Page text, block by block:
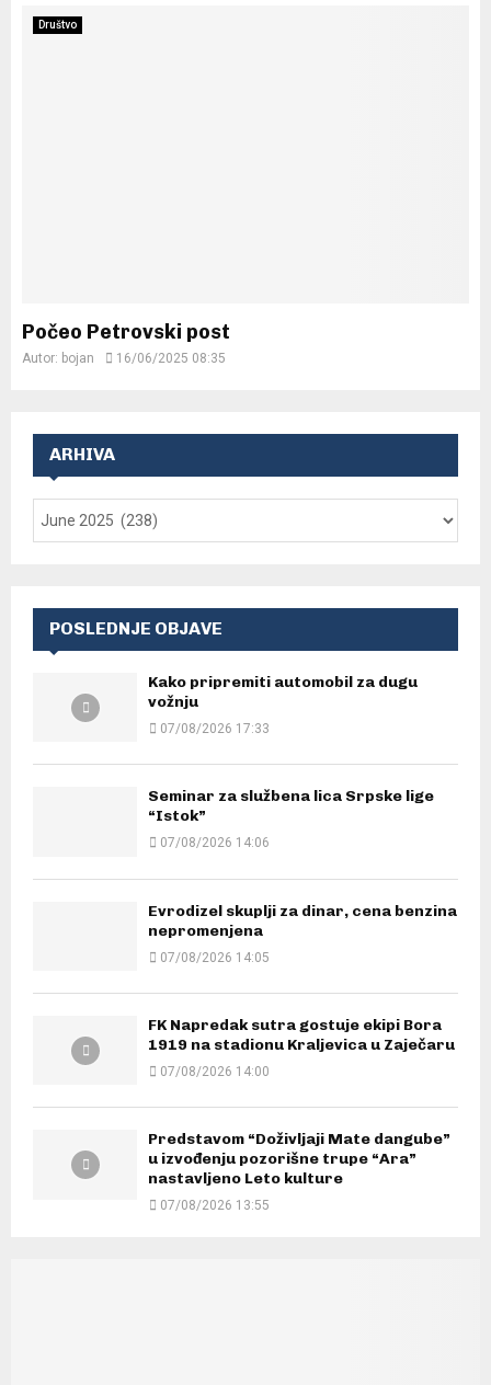
Društvo
Počeo Petrovski post
Autor: bojan 16/06/2025 08:35
ARHIVA
POSLEDNJE OBJAVE
Kako pripremiti automobil za dugu
vožnju
07/08/2026 17:33
Seminar za službena lica Srpske lige
“Istok”
07/08/2026 14:06
Evrodizel skuplji za dinar, cena benzina
nepromenjena
07/08/2026 14:05
FK Napredak sutra gostuje ekipi Bora
1919 na stadionu Kraljevica u Zaječaru
07/08/2026 14:00
Predstavom “Doživljaji Mate dangube”
u izvođenju pozorišne trupe “Ara”
nastavljeno Leto kulture
07/08/2026 13:55